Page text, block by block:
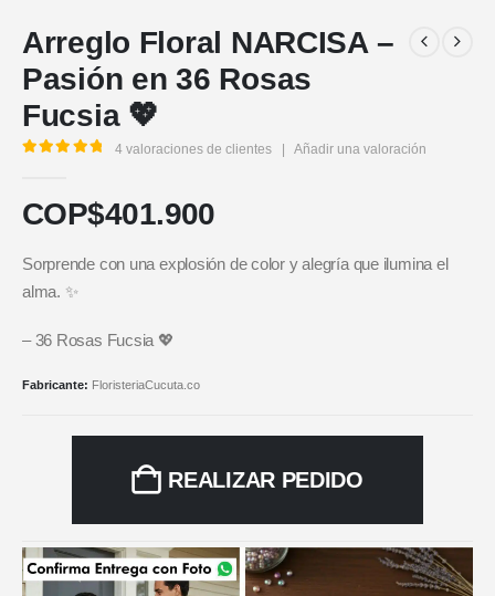
Arreglo Floral NARCISA –
Pasión en 36 Rosas
Fucsia 💖
4 valoraciones de clientes | Añadir una valoración
COP$401.900
Sorprende con una explosión de color y alegría que ilumina el
alma. ✨
– 36 Rosas Fucsia 💖
Fabricante: FloristeriaCucuta.co
REALIZAR PEDIDO